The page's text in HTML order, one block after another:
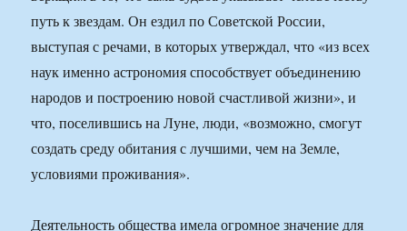
путь к звездам. Он ездил по Советской России,
выступая с речами, в которых утверждал, что «из всех
наук именно астрономия способствует объединению
народов и построению новой счастливой жизни», и
что, поселившись на Луне, люди, «возможно, смогут
создать среду обитания с лучшими, чем на Земле,
условиями проживания».
Деятельность общества имела огромное значение для